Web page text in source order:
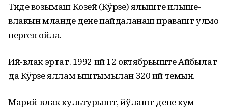
Тиде возымаш Козей (Кӱрзе) ялыште илыше-
влакын мланде дене пайдаланаш правашт улмо
нерген ойла.
Ий-влак эртат. 1992 ий 12 октябрьыште Айбылат
да Кӱрзе яллам ыштымылан 320 ий темын.
Марий-влак культурышт, йӱлашт дене кум